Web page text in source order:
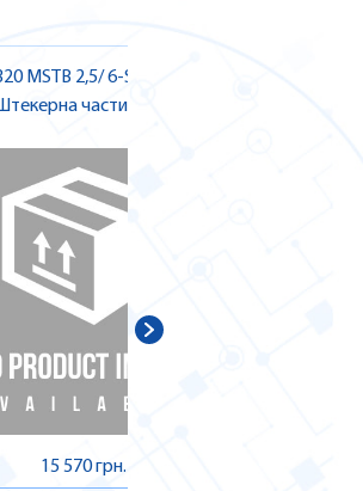
MSTB 2,5/ 6-ST-5,08 (VP
частина роз'єму ,
15 570 грн.